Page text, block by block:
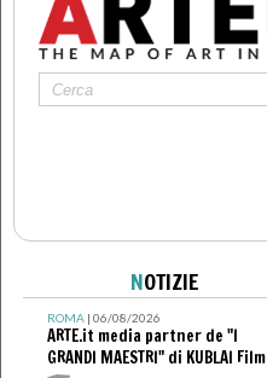
NOTIZIE
ROMA| 06/08/2026
ARTE.it media partner de "I
GRANDI MAESTRI" di KUBLAI Film